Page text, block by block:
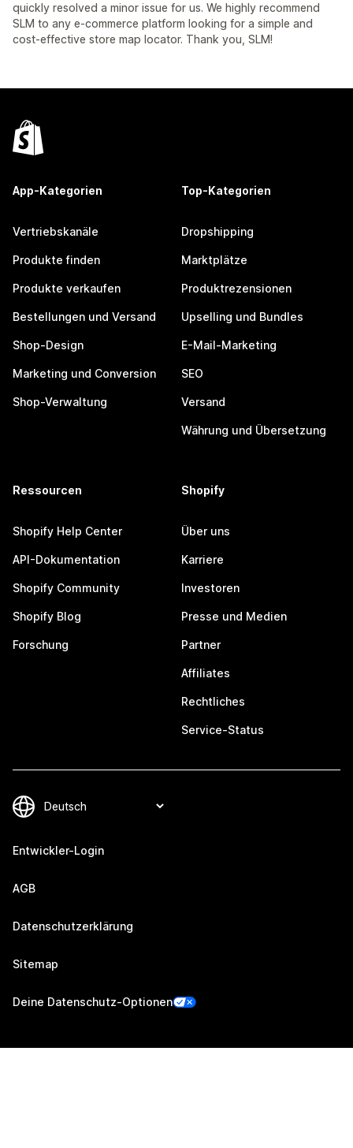
quickly resolved a minor issue for us. We highly recommend
SLM to any e-commerce platform looking for a simple and
cost-effective store map locator. Thank you, SLM!
App-Kategorien
Vertriebskanäle
Produkte finden
Produkte verkaufen
Bestellungen und Versand
Shop-Design
Marketing und Conversion
Shop-Verwaltung
Top-Kategorien
Dropshipping
Marktplätze
Produktrezensionen
Upselling und Bundles
E-Mail-Marketing
SEO
Versand
Währung und Übersetzung
Ressourcen
Shopify Help Center
API-Dokumentation
Shopify Community
Shopify Blog
Forschung
Shopify
Über uns
Karriere
Investoren
Presse und Medien
Partner
Affiliates
Rechtliches
Service-Status
Entwickler-Login
AGB
Datenschutzerklärung
Sitemap
Deine Datenschutz-Optionen